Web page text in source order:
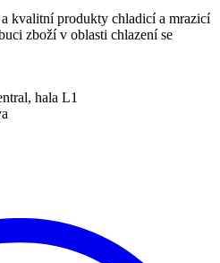
kvalitní produkty chladicí a mrazicí
zboží v oblasti chlazení se
hala L1